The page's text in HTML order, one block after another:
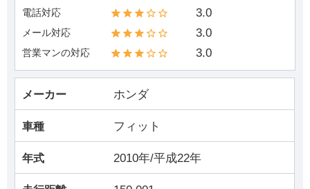
電話対応 3.0
メール対応 3.0
営業マンの対応 3.0
メーカー ホンダ
車種 フィット
年式 2010年/平成22年